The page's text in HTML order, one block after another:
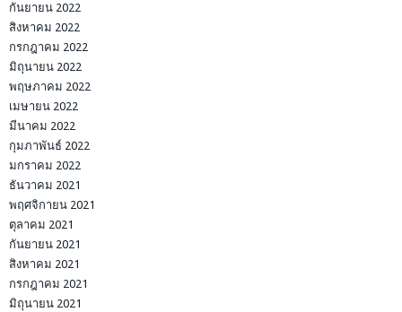
กันยายน 2022
สิงหาคม 2022
กรกฎาคม 2022
มิถุนายน 2022
พฤษภาคม 2022
เมษายน 2022
มีนาคม 2022
กุมภาพันธ์ 2022
มกราคม 2022
ธันวาคม 2021
พฤศจิกายน 2021
ตุลาคม 2021
กันยายน 2021
สิงหาคม 2021
กรกฎาคม 2021
มิถุนายน 2021